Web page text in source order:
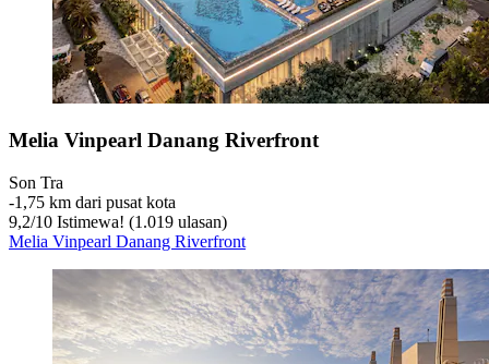
Melia Vinpearl Danang Riverfront
Son Tra
‐1,75 km dari pusat kota
9,2/10 Istimewa! (1.019 ulasan)
Melia Vinpearl Danang Riverfront